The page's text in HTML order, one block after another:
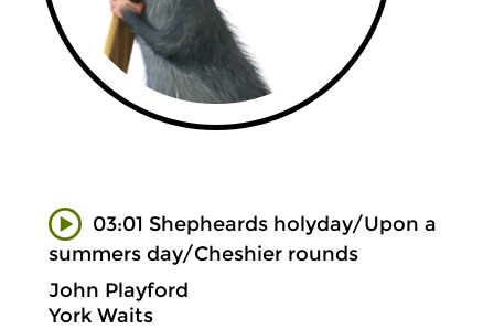
03:01 Shepheards holyday/Upon a
summers day/Cheshier rounds
John Playford
York Waits